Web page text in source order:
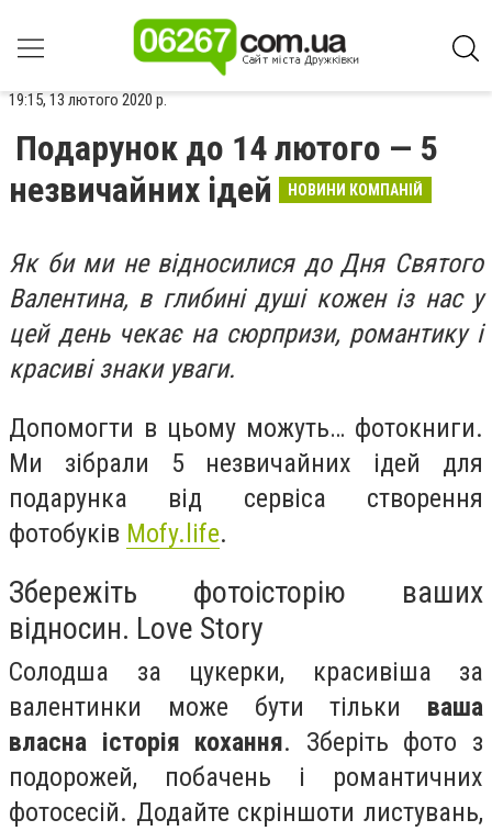
19:15, 13 лютого 2020 р.
Подарунок до 14 лютого — 5
незвичайних ідей
НОВИНИ КОМПАНІЙ
Як би ми не відносилися до Дня Святого
Валентина, в глибині душі кожен із нас у
цей день чекає на сюрпризи, романтику і
красиві знаки уваги.
Допомогти в цьому можуть… фотокниги.
Ми зібрали 5 незвичайних ідей для
подарунка від сервіса створення
фотобуків Mofy.life.
Збережіть фотоісторію ваших
відносин. Love Story
Солодша за цукерки, красивіша за
валентинки може бути тільки ваша
власна історія кохання. Зберіть фото з
подорожей, побачень і романтичних
фотосесій. Додайте скріншоти листувань,